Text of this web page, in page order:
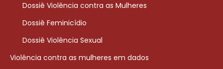
Dossiê Violência contra as Mulheres
Dossiê Feminicídio
Dossiê Violência Sexual
Violência contra as mulheres em dados